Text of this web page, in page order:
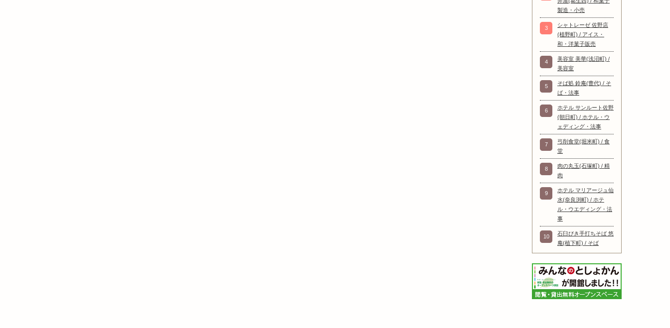
製造・小売
3
シャトレーゼ 佐野店
(植野町) / アイス・
和・洋菓子販売
4
美容室 美華(浅沼町) /
美容室
5
そば処 鈴庵(豊代) / そ
ば・法事
6
ホテル サンルート佐野
(朝日町) / ホテル・ウ
ェディング・法事
7
弓削食堂(堀米町) / 食
堂
8
肉の丸玉(石塚町) / 精
肉
9
ホテル マリアージュ仙
水(奈良渕町) / ホテ
ル・ウエディング・法
事
10
石臼びき手打ちそば 悠
庵(植下町) / そば